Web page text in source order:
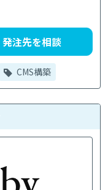
発注先を相談
CMS構築